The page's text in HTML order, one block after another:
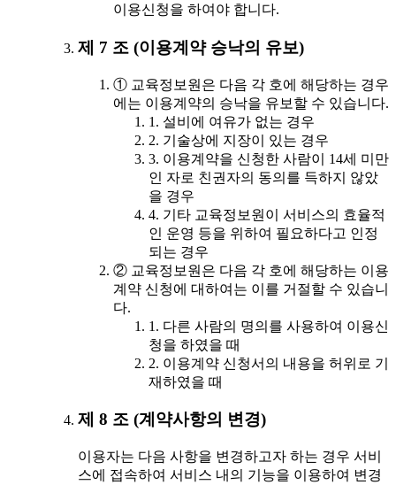
이용신청을 하여야 합니다.
제 7 조 (이용계약 승낙의 유보)
① 교육정보원은 다음 각 호에 해당하는 경우
에는 이용계약의 승낙을 유보할 수 있습니다.
1. 설비에 여유가 없는 경우
2. 기술상에 지장이 있는 경우
3. 이용계약을 신청한 사람이 14세 미만
인 자로 친권자의 동의를 득하지 않았
을 경우
4. 기타 교육정보원이 서비스의 효율적
인 운영 등을 위하여 필요하다고 인정
되는 경우
② 교육정보원은 다음 각 호에 해당하는 이용
계약 신청에 대하여는 이를 거절할 수 있습니
다.
1. 다른 사람의 명의를 사용하여 이용신
청을 하였을 때
2. 이용계약 신청서의 내용을 허위로 기
재하였을 때
제 8 조 (계약사항의 변경)
이용자는 다음 사항을 변경하고자 하는 경우 서비
스에 접속하여 서비스 내의 기능을 이용하여 변경